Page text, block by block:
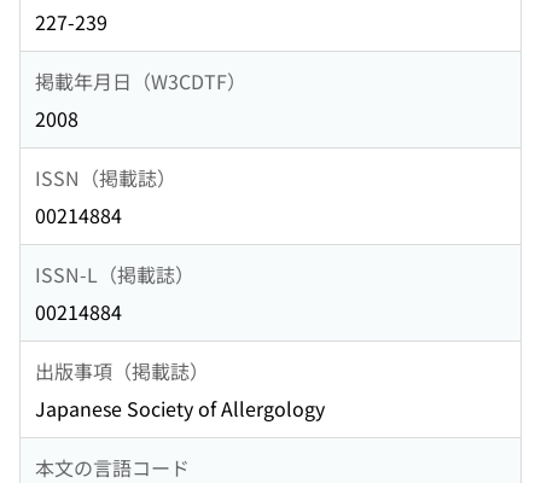
227-239
掲載年月日（W3CDTF）
2008
ISSN（掲載誌）
00214884
ISSN-L（掲載誌）
00214884
出版事項（掲載誌）
Japanese Society of Allergology
本文の言語コード